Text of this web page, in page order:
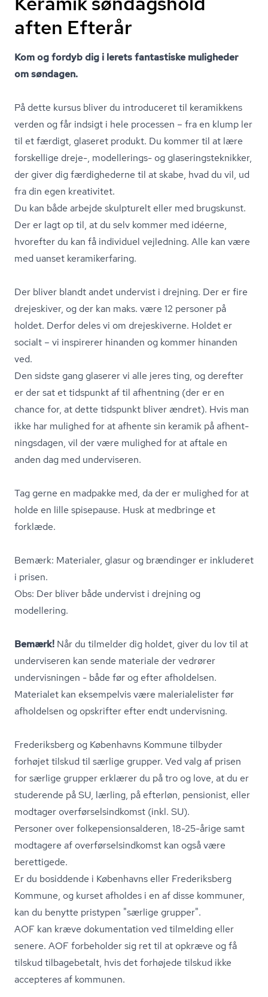
aften Efterår
Kom og fordyb dig i lerets fantastiske muligheder
om søndagen.
På dette kursus bliver du introduceret til keramikkens
verden og får indsigt i hele processen – fra en klump ler
til et færdigt, glaseret produkt. Du kommer til at lære
forskellige dreje-, modellerings- og gla­se­rings­tek­nik­ker,
der giver dig færdighederne til at skabe, hvad du vil, ud
fra din egen kreativitet.
Du kan både arbejde skulpturelt eller med brugskunst.
Der er lagt op til, at du selv kommer med idéerne,
hvorefter du kan få individuel vejledning. Alle kan være
med uanset ke­ra­mi­ker­fa­ring.
Der bliver blandt andet undervist i drejning. Der er fire
drejeskiver, og der kan maks. være 12 personer på
holdet. Derfor deles vi om drejeskiverne. Holdet er
socialt – vi inspirerer hinanden og kommer hinanden
ved.
Den sidste gang glaserer vi alle jeres ting, og derefter
er der sat et tidspunkt af til afhentning (der er en
chance for, at dette tidspunkt bliver ændret). Hvis man
ikke har mulighed for at afhente sin keramik på af­hent­
nings­da­gen, vil der være mulighed for at aftale en
anden dag med underviseren.
Tag gerne en madpakke med, da der er mulighed for at
holde en lille spisepause. Husk at medbringe et
forklæde.
Bemærk: Materialer, glasur og brændinger er inkluderet
i prisen.
Obs: Der bliver både undervist i drejning og
modellering.
Bemærk! Når du tilmelder dig holdet, giver du lov til at
underviseren kan sende materiale der vedrører
undervisningen - både før og efter afholdelsen.
Materialet kan eksempelvis være ma­le­ri­a­le­li­ster før
afholdelsen og opskrifter efter endt undervisning.
Frederiksberg og Københavns Kommune tilbyder
forhøjet tilskud til særlige grupper. Ved valg af prisen
for særlige grupper erklærer du på tro og love, at du er
studerende på SU, lærling, på efterløn, pensionist, eller
modtager over­før­sels­ind­komst (inkl. SU).
Personer over fol­ke­pen­sions­al­de­ren, 18-25-årige samt
modtagere af over­før­sels­ind­komst kan også være
berettigede.
Er du bosiddende i Københavns eller Frederiksberg
Kommune, og kurset afholdes i en af disse kommuner,
kan du benytte pristypen "særlige grupper".
AOF kan kræve dokumentation ved tilmelding eller
senere. AOF forbeholder sig ret til at opkræve og få
tilskud tilbagebetalt, hvis det forhøjede tilskud ikke
accepteres af kommunen.